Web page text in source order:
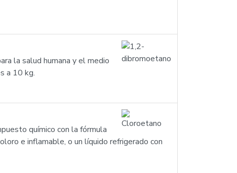
la salud humana y el medio
a 10 kg.
químico con la fórmula
e inflamable, o un líquido refrigerado con